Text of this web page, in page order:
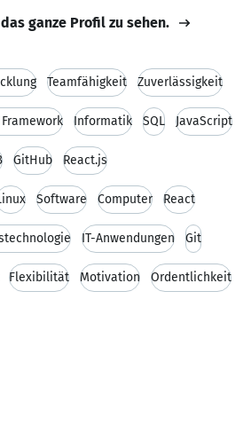
ganze Profil zu sehen.
Teamfähigkeit Zuverlässigkeit
Framework Informatik SQL JavaScript
GitHub React.js
Software Computer React
IT-Anwendungen Git
Flexibilität Motivation Ordentlichkeit